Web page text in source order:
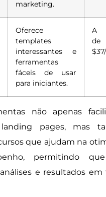
marketing.
Oferece
templates
interessantes e
ferramentas
fáceis de usar
para iniciantes.
A
de
não apenas
pages, mas
que ajudam na
permitindo
e resultados